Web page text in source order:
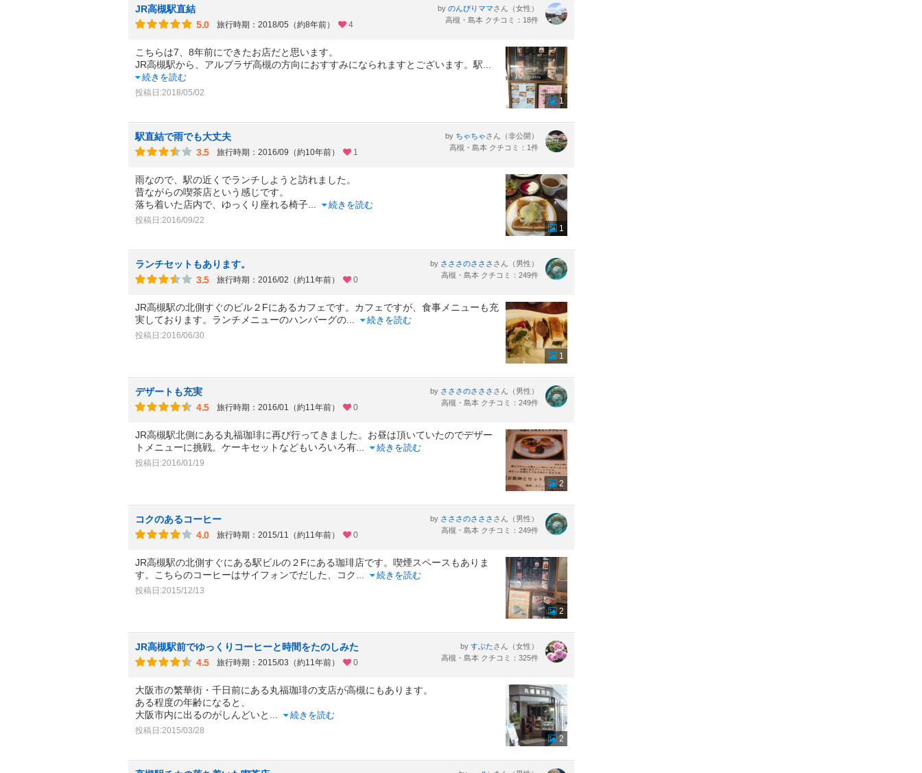
JR高槻駅直結
5.0
旅行時期：2018/05（約8年前） 4
by のんびりママさん（女性）
高槻・島本 クチコミ：18件
こちらは7、8年前にできたお店だと思います。
JR高槻駅から、アルプラザ高槻の方向におすすみになられますとございます。駅
続きを読む
投稿日:2018/05/02
1
駅直結で雨でも大丈夫
3.5
旅行時期：2016/09（約10年前） 1
by ちゃちゃさん（非公開）
高槻・島本 クチコミ：1件
雨なので、駅の近くでランチしようと訪れました。
昔ながらの喫茶店という感じです。
落ち着いた店内で、ゆっくり座れる椅子
続きを読む
投稿日:2016/09/22
1
ランチセットもあります。
3.5
旅行時期：2016/02（約11年前） 0
by さささのさささ さん（男性）
高槻・島本 クチコミ：249件
JR高槻駅の北側すぐのビル２Fにあるカフェです。カフェですが、食事メニューも充
実しております。ランチメニューのハンバーグの
続きを読む
投稿日:2016/06/30
1
デザートも充実
4.5
旅行時期：2016/01（約11年前） 0
by さささのさささ さん（男性）
高槻・島本 クチコミ：249件
JR高槻駅北側にある丸福珈琲に再び行ってきました。お昼は頂いていたのでデザー
トメニューに挑戦。ケーキセットなどもいろいろ有
続きを読む
投稿日:2016/01/19
2
コクのあるコーヒー
4.0
旅行時期：2015/11（約11年前） 0
by さささのさささ さん（男性）
高槻・島本 クチコミ：249件
JR高槻駅の北側すぐにある駅ビルの２Fにある珈琲店です。喫煙スペースもありま
す。こちらのコーヒーはサイフォンでだした、コク
続きを読む
投稿日:2015/12/13
2
JR高槻駅前でゆっくりコーヒーと時間をたのしみた
4.5
旅行時期：2015/03（約11年前） 0
by すぶたさん（女性）
高槻・島本 クチコミ：325件
大阪市の繁華街・千日前にある丸福珈琲の支店が高槻にもあります。
ある程度の年齢になると、
大阪市内に出るのがしんどいと
続きを読む
投稿日:2015/03/28
2